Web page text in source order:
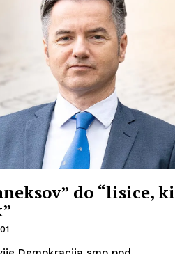
do “lisice, ki